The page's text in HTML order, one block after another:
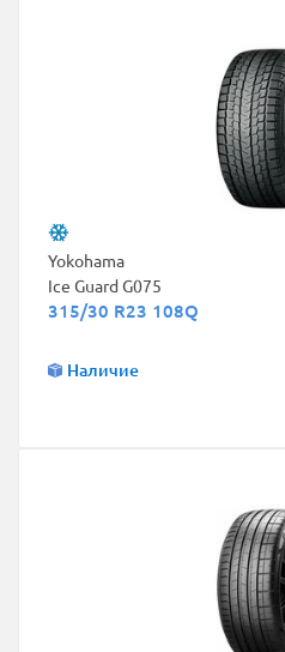
Yokohama
Ice Guard G075
315/30 R23 108Q
Наличие